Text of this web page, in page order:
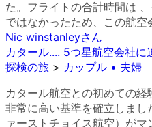
た。フライトの合計時間は
ではなかったため、この航空
Nic winstanleyさん
カタール.... 5つ星航空会社に
探検の旅 > カップル • 夫婦
カタール航空との初めての
非常に高い基準を確立しま
ァーストチョイス航空）が